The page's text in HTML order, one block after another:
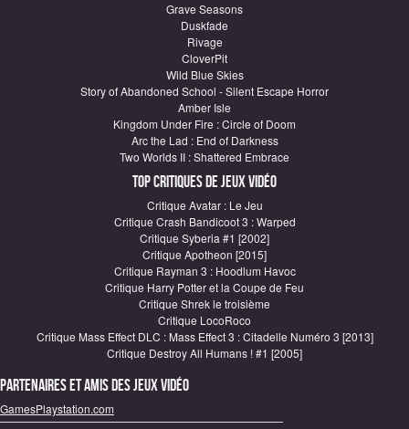
Grave Seasons
Duskfade
Rivage
CloverPit
Wild Blue Skies
Story of Abandoned School - Silent Escape Horror
Amber Isle
Kingdom Under Fire : Circle of Doom
Arc the Lad : End of Darkness
Two Worlds II : Shattered Embrace
Top critiques de Jeux vidéo
Critique Avatar : Le Jeu
Critique Crash Bandicoot 3 : Warped
Critique Syberia #1 [2002]
Critique Apotheon [2015]
Critique Rayman 3 : Hoodlum Havoc
Critique Harry Potter et la Coupe de Feu
Critique Shrek le troisième
Critique LocoRoco
Critique Mass Effect DLC : Mass Effect 3 : Citadelle Numéro 3 [2013]
Critique Destroy All Humans ! #1 [2005]
Partenaires et amis des jeux vidéo
GamesPlaystation.com